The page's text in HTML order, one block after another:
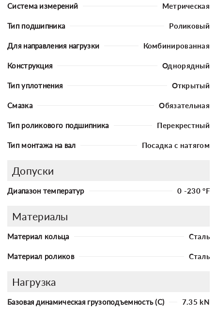
Система измерений Метрическая
Тип подшипника Роликовый
Для направления нагрузки Комбинированная
Конструкция Однорядный
Тип уплотнения Открытый
Смазка Обязательная
Тип роликового подшипника Перекрестный
Тип монтажа на вал Посадка с натягом
Допуски
Диапазон температур 0 -230 °F
Материалы
Материал кольца Сталь
Материал роликов Сталь
Нагрузка
Базовая динамическая грузоподъемность (C) 7.35 kN